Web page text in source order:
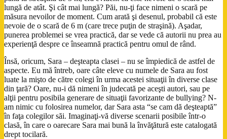
lungă de atât. Şi cât mai lungă? Păi, nu-ţi face nimeni o scară pe
măsura nevoilor de moment. Cum arată şi desenul, probabil că este
nevoie de o scară de 6 m (care trece puţin de straşină). Aşadar,
punerea problemei se vrea practică, dar se vede că autorii nu prea au
experienţă despre ce înseamnă practică pentru omul de rând.
Însă, oricum, Sara – deşteapta clasei – nu se împiedică de astfel de
aspecte. Eu mă întreb, oare câte eleve cu numele de Sara au fost
luate la mişto de către colegi în urma acestei situaţii în diverse clase
din ţară? Oare, nu-i dă nimeni în judecată pe aceşti autori, sau pe
alţii pentru posibila generare de situaţii favorizante de bullying? N-
am nimic cu folosirea numelor, dar Sara asta “se cam dă deşteaptă”
în faţa colegilor săi. Imaginaţi-vă diverse scenarii posibile într-o
clasă, în care o oarecare Sara mai bună la învăţătură este catalogată
drept tocilară.